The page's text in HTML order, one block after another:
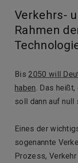
Verkehrs-
Rahmen
Bis2050 will
haben. Das
soll dann auf null
Eines der
sogenannte
Prozess,